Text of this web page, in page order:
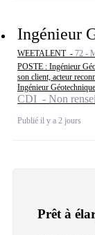
Ingénieur
WEETALENT - 72 -
POSTE : Ingénieur
son client, acteur
Ingénieur
CDI - Non
Publié il y a 2 jours
Prêt à